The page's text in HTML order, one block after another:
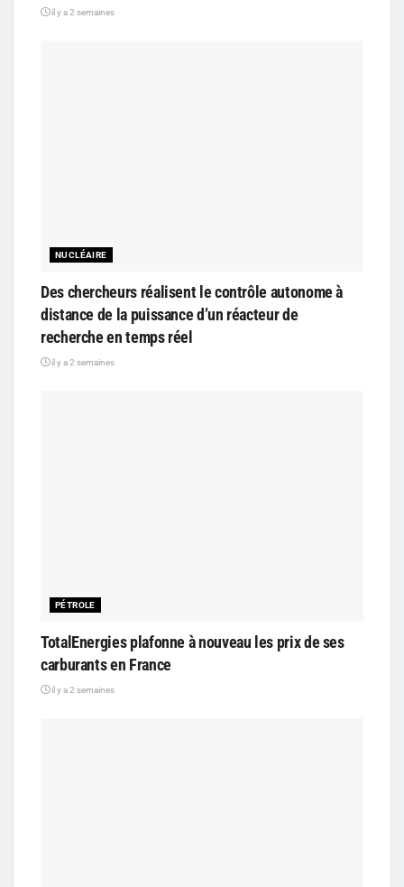
il y a 2 semaines
NUCLÉAIRE
Des chercheurs réalisent le contrôle autonome à
distance de la puissance d’un réacteur de
recherche en temps réel
il y a 2 semaines
PÉTROLE
TotalEnergies plafonne à nouveau les prix de ses
carburants en France
il y a 2 semaines